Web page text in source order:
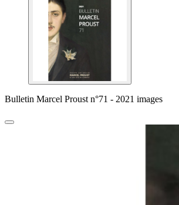
Bulletin Marcel Proust n°71 - 2021 images